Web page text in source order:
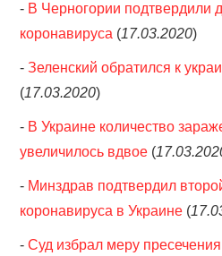
- В Черногории подтвердили
коронавируса (17.03.2020)
-Зеленский обратился к
(17.03.2020)
- В Украине количество
увеличилось вдвое (
- Минздрав подтвердил
коронавируса в Украине (
-Суд избрал меру